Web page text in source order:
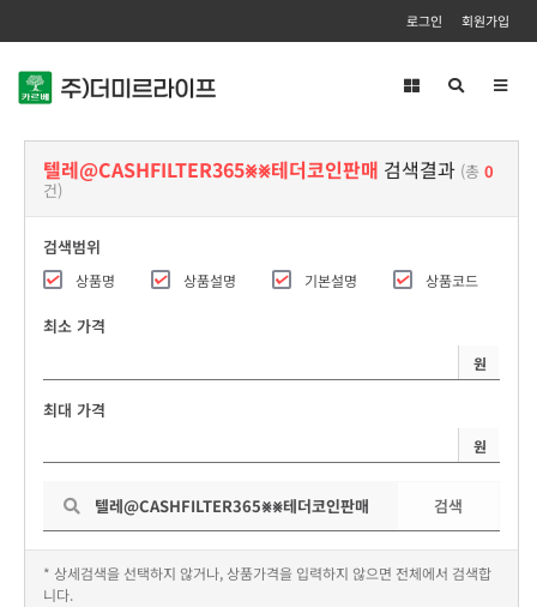
로그인 회원가입
텔레@CASHFILTER365⨳⨳테더코인판매 검색결과 (총 0
건)
검색범위
상품명 상품설명 기본설명 상품코드
최소 가격
원
최대 가격
원
검색
* 상세검색을 선택하지 않거나, 상품가격을 입력하지 않으면 전체에서 검색합
니다.